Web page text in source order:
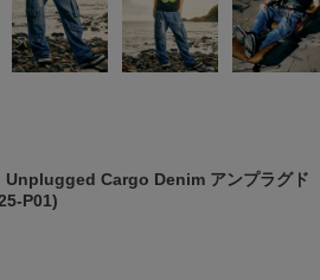
Unplugged Cargo Denim アンプラグド
P01)